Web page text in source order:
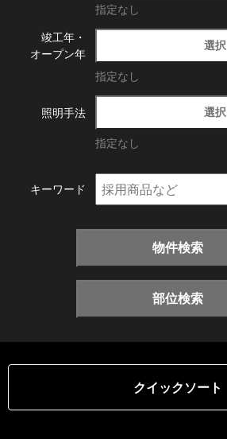
指定なし
竣工年・
オープン年
選択
指定なし
照明手法 選択
指定なし
キーワード
物件検索
部位検索
クイックソート